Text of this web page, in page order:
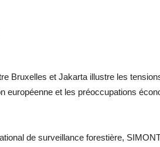
Bruxelles et Jakarta illustre les
européenne et les préoccupations
de surveillance forestière,